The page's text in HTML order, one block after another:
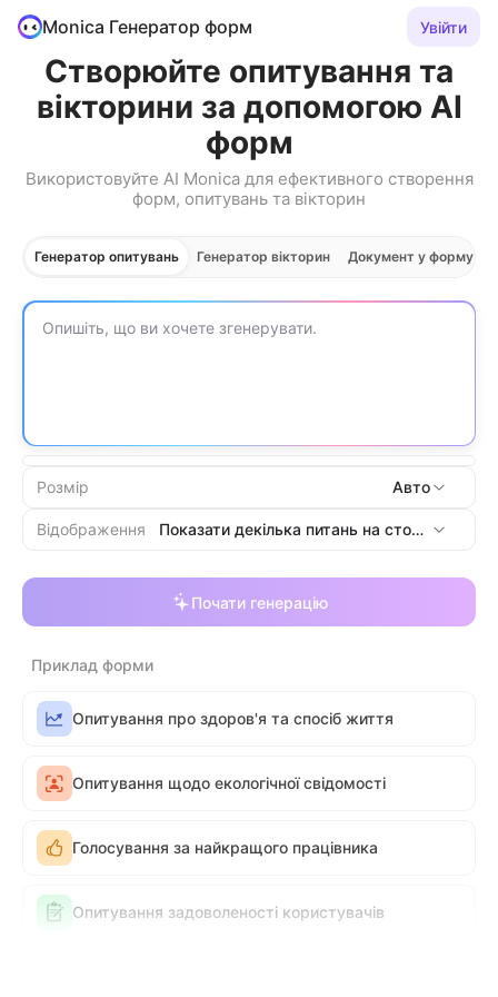
Monica Генератор форм Увійти
Створюйте опитування та
вікторини за допомогою AI
форм
Використовуйте AI Monica для ефективного створення
форм, опитувань та вікторин
Генератор опитувань Генератор вікторин Документ у форму
Розмір Авто
Відображення
Показати декілька питань на сторі
Почати генерацію
Приклад форми
Опитування про здоров'я та спосіб життя
Опитування щодо екологічної свідомості
Голосування за найкращого працівника
Опитування задоволеності користувачів